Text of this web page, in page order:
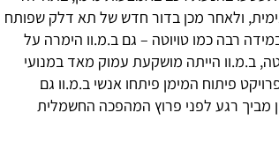
ולאחר מכן בדור חדש של תא דלק שפותח
רבה כמו טויוטה – גם ב.מ.וו הימרה על
ב.מ.וו הייתה מושקעת עמוק מאד במנועי
פיתוח המימן פיתחו אנשי ב.מ.וו גם
מביך רגע לפני פרוץ המהפכה החשמלית